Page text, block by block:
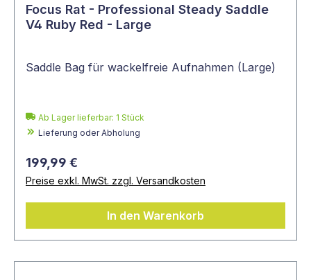
Focus Rat - Professional Steady Saddle
V4 Ruby Red - Large
Saddle Bag für wackelfreie Aufnahmen (Large)
Ab Lager lieferbar: 1 Stück
Lieferung oder Abholung
199,99 €
Preise exkl. MwSt. zzgl. Versandkosten
In den Warenkorb